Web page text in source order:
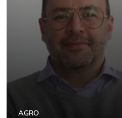
AGRO